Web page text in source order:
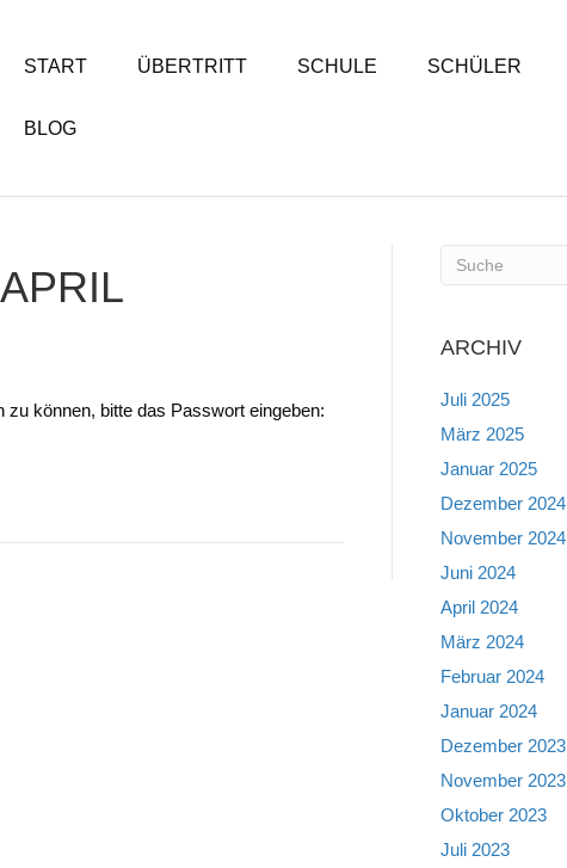
START ÜBERTRITT SCHULE SCHÜLER
BLOG
können, bitte das Passwort eingeben:
ARCHIV
Juli 2025
März 2025
Januar 2025
Dezember 2024
November 2024
Juni 2024
April 2024
März 2024
Februar 2024
Januar 2024
Dezember 2023
November 2023
Oktober 2023
Juli 2023